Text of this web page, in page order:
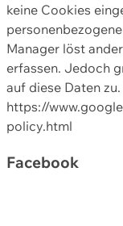
keine Cookies
Manager löst
erfassen. Jedoch
auf diese Daten
https://
policy.html
Facebook